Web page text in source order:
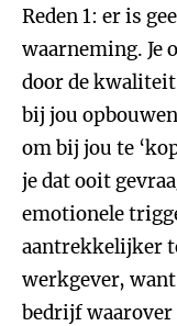
Reden 1: er is
waarneming. Je
door de
bij jou
om bij jou te
je dat ooit
emotionele
aantrekkelijker
werkgever,
bedrijf